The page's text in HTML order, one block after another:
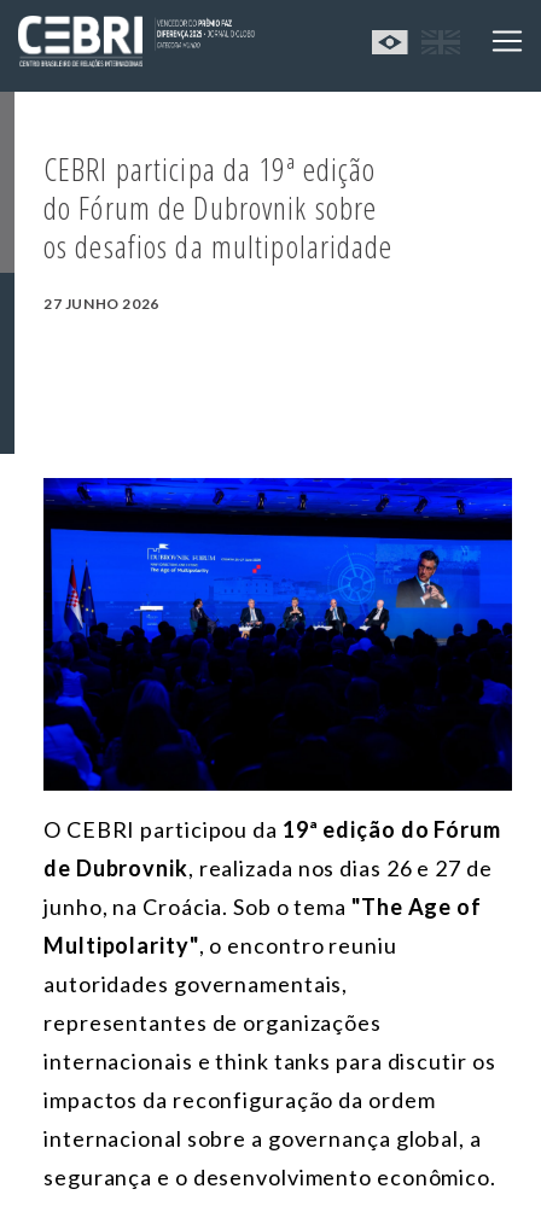
CEBRI participa da 19ª edição
do Fórum de Dubrovnik sobre
os desafios da multipolaridade
27 JUNHO 2026
O CEBRI participou da 19ª edição do Fórum
de Dubrovnik, realizada nos dias 26 e 27 de
junho, na Croácia. Sob o tema "The Age of
Multipolarity", o encontro reuniu
autoridades governamentais,
representantes de organizações
internacionais e think tanks para discutir os
impactos da reconfiguração da ordem
internacional sobre a governança global, a
segurança e o desenvolvimento econômico.